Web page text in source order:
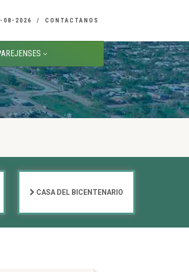
08-2026 CONTACTANOS
CASA DEL BICENTENARIO